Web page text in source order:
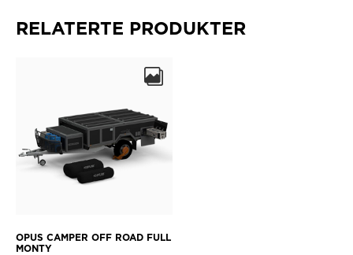
RELATERTE PRODUKTER
OPUS CAMPER OFF ROAD FULL
MONTY